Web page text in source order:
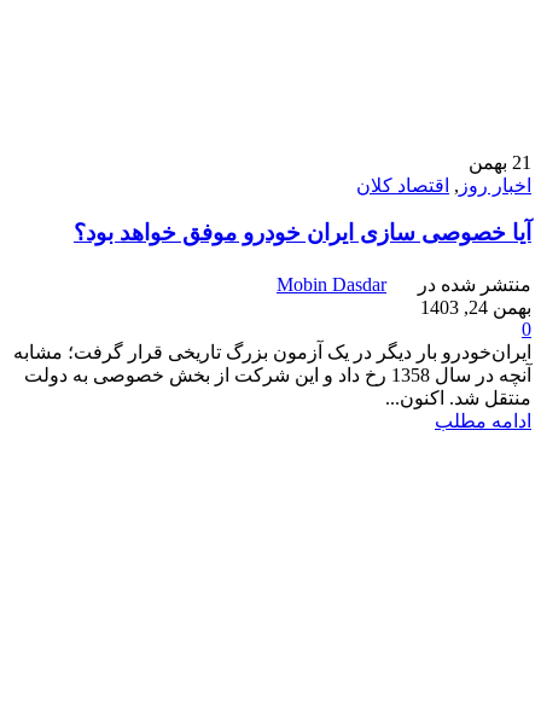
21 بهمن
اخبار روز , اقتصاد کلان
آیا خصوصی سازی ایران خودرو موفق خواهد بود؟
منتشر شده در
Mobin Dasdar
بهمن 24, 1403
0
ایران‌‌‌خودرو بار دیگر در یک آزمون بزرگ تاریخی قرار گرفت؛ مشابه
آنچه در سال 1358 رخ داد و این شرکت از بخش خصوصی به دولت
منتقل شد. اکنون...
ادامه مطلب